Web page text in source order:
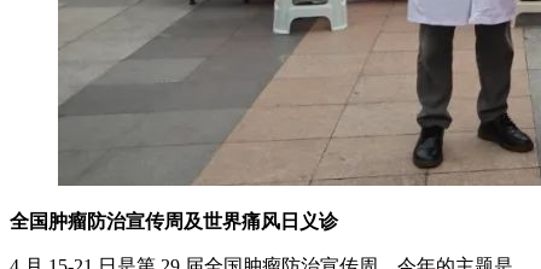
全国肿瘤防治宣传周及世界痛风日义诊